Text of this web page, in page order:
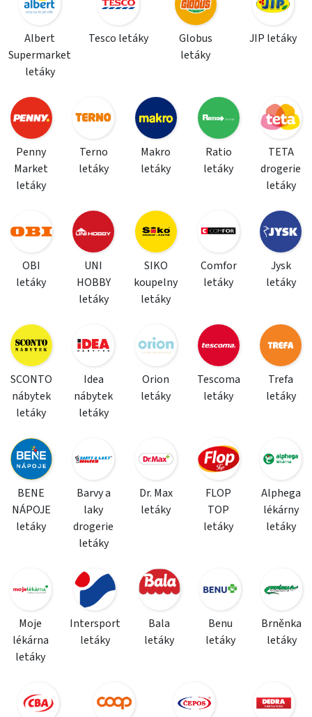
Albert
Supermarket
letáky
Tesco letáky
Globus
letáky
JIP letáky
Penny
Market
letáky
Terno
letáky
Makro
letáky
Ratio
letáky
TETA
drogerie
letáky
OBI
letáky
UNI
HOBBY
letáky
SIKO
koupelny
letáky
Comfor
letáky
Jysk
letáky
SCONTO
nábytek
letáky
Idea
nábytek
letáky
Orion
letáky
Tescoma
letáky
Trefa
letáky
BENE
NÁPOJE
letáky
Barvy a
laky
drogerie
letáky
Dr. Max
letáky
FLOP
TOP
letáky
Alphega
lékárny
letáky
Moje
lékárna
letáky
Intersport
letáky
Bala
letáky
Benu
letáky
Brněnka
letáky